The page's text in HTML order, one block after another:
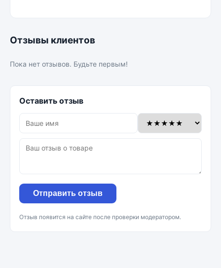
Отзывы клиентов
Пока нет отзывов. Будьте первым!
Оставить отзыв
Отправить отзыв
Отзыв появится на сайте после проверки модератором.